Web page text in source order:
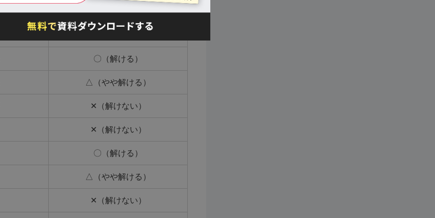
対応可否
〇（解ける）
△（やや解ける）
✕（解けない）
✕（解けない）
〇（解ける）
△（やや解ける）
✕（解けない）